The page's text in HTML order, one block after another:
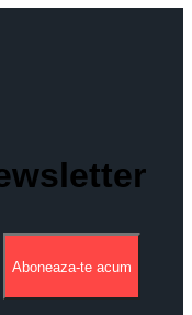
Aboneaza-te acum